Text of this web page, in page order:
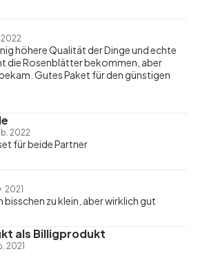
höhere Qualität der Dinge und echte
die Rosenblätter bekommen, aber
Gutes Paket für den günstigen
2022
für beide Partner
2021
bisschen zu klein, aber wirklich gut
als Billigprodukt
2021